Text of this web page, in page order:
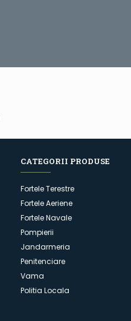
CATEGORII PRODUSE
Fortele Terestre
Fortele Aeriene
Fortele Navale
Pompierii
Jandarmeria
Penitenciare
Vama
Politia Locala